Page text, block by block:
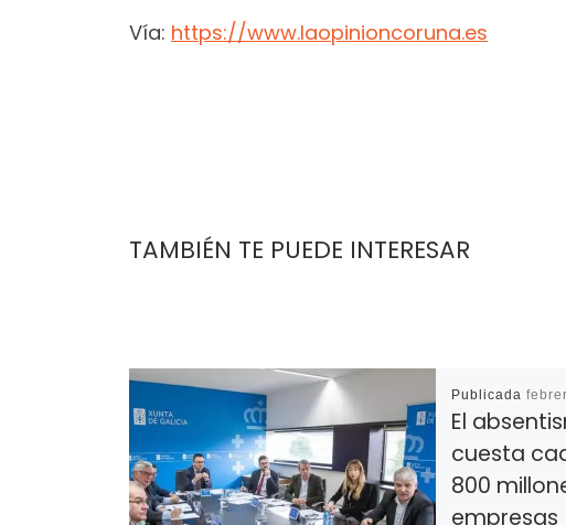
Vía: https://www.laopinioncoruna.es
TAMBIÉN TE PUEDE INTERESAR
Publicada
El
cuesta
800
empresas